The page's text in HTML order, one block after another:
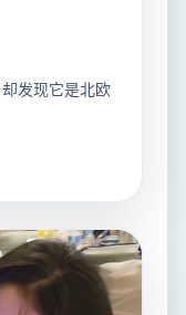
发现它是北欧